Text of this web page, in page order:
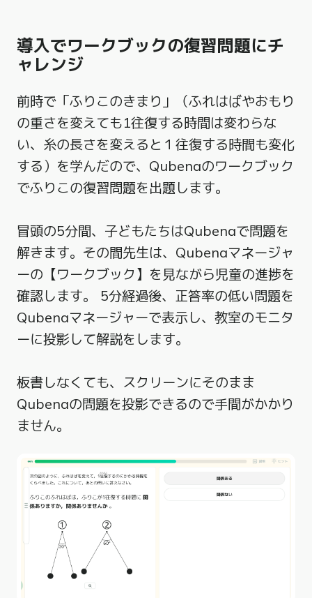
導入でワークブックの復習問題にチ
ャレンジ
前時で「ふりこのきまり」（ふれはばやおもり
の重さを変えても1往復する時間は変わらな
い、糸の長さを変えると１往復する時間も変化
する）を学んだので、Qubenaのワークブック
でふりこの復習問題を出題します。
冒頭の5分間、子どもたちはQubenaで問題を
解きます。その間先生は、Qubenaマネージャ
ーの【ワークブック】を見ながら児童の進捗を
確認します。 5分経過後、正答率の低い問題を
Qubenaマネージャーで表示し、教室のモニタ
ーに投影して解説をします。
板書しなくても、スクリーンにそのまま
Qubenaの問題を投影できるので手間がかかり
ません。